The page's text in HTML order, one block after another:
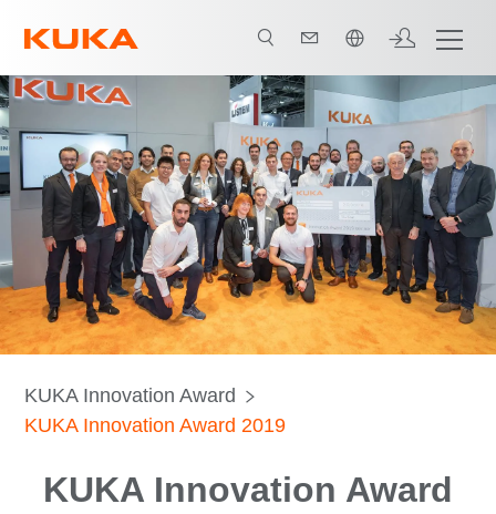
中文 / Chinese
KUKA Innovation Award
KUKA Innovation Award 2019
KUKA Innovation Award